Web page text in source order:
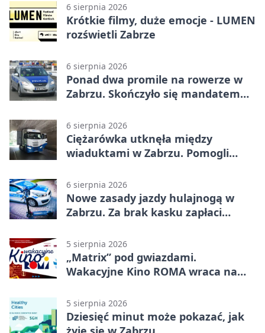
6 sierpnia 2026
Krótkie filmy, duże emocje - LUMEN
rozświetli Zabrze
6 sierpnia 2026
Ponad dwa promile na rowerze w
Zabrzu. Skończyło się mandatem
6 sierpnia 2026
Ciężarówka utknęła między
wiaduktami w Zabrzu. Pomogli
6 sierpnia 2026
Nowe zasady jazdy hulajnogą w
Zabrzu. Za brak kasku zapłaci
5 sierpnia 2026
„Matrix” pod gwiazdami.
Wakacyjne Kino ROMA wraca na
5 sierpnia 2026
Dziesięć minut może pokazać, jak